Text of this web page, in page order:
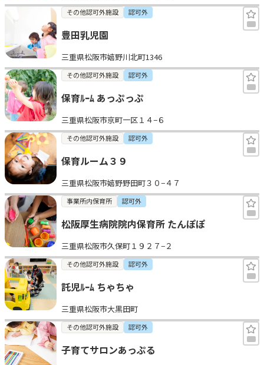
その他認可外施設 認可外
豊田乳児園
三重県松阪市嬉野川北町1346
その他認可外施設 認可外
保育ﾙｰﾑ あっぷっぷ
三重県松阪市京町一区１４−６
その他認可外施設 認可外
保育ルーム３９
三重県松阪市嬉野野田町３０−４７
事業所内保育所 認可外
松阪厚生病院院内保育所 たんぽぽ
三重県松阪市久保町１９２７−２
その他認可外施設 認可外
託児ﾙｰﾑ ちゃちゃ
三重県松阪市大黒田町
その他認可外施設 認可外
子育てサロンあっぷる